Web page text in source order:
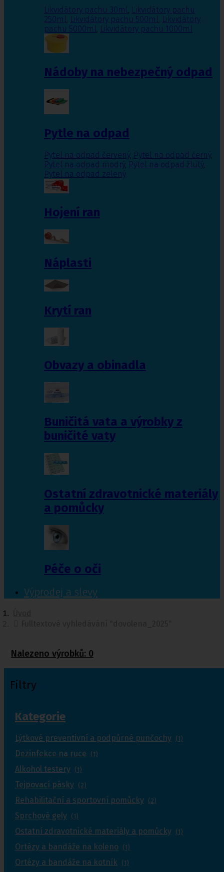
Likvidátory pachu 30ml, Likvidátory pachu
250ml, Likvidátory pachu 500ml, Likvidátory
pachu 5000ml, Likvidátory pachu 1000ml
Nádoby na nebezpečný odpad
Pytle na odpad
Pytel na odpad červený, Pytel na odpad černý,
Pytel na odpad modrý, Pytel na odpad žlutý,
Pytel na odpad zelený
Hojení ran
Náplasti
Krytí ran
Obvazy a obinadla
Buničitá vata a výrobky z
buničité vaty
Ostatní zdravotnické materiály
a pomůcky
Péče o oči
Výprodej a slevy
Nalezeno výrobků: 0
Filtry
Kategorie
Lýtkové preventivní a podpůrné punčochy (1)
Dezinfekce na ruce (1)
Alkohol testery (1)
Tejpovací pásky (2)
Rehabilitační a sportovní pomůcky (2)
Sprchové gely (1)
Ostatní zdravotnické materiály a pomůcky (1)
Ortézy a bandáže na koleno (1)
Ortézy a bandáže na kotník (1)